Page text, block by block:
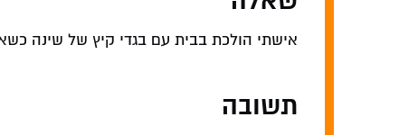
אישתי הולכת בבית עם בגדי קיץ של שינה
תשובה